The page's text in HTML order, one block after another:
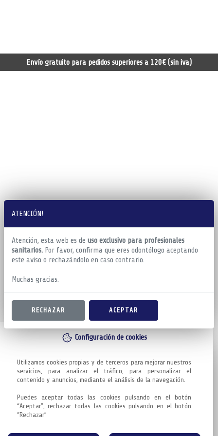
ATENCIÓN!
Atención, esta web es de uso exclusivo para profesionales
sanitarios. Por favor, confirma que eres odontólogo aceptando
este aviso o rechazándolo en caso contrario.
Muchas gracias.
RECHAZAR ACEPTAR
Configuración de cookies
Utilizamos cookies propias y de terceros para mejorar nuestros
servicios, para analizar el tráfico, para personalizar el
contenido y anuncios, mediante el análisis de la navegación.
Puedes aceptar todas las cookies pulsando en el botón
“Aceptar”, rechazar todas las cookies pulsando en el botón
“Rechazar”
Envío gratuito para pedidos superiores a 120€ (sin iva)